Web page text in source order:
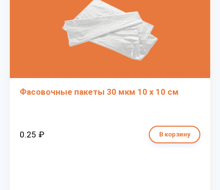
Фасовочные пакеты 30 мкм 10 х 10 см
0.25 ₽ В корзину